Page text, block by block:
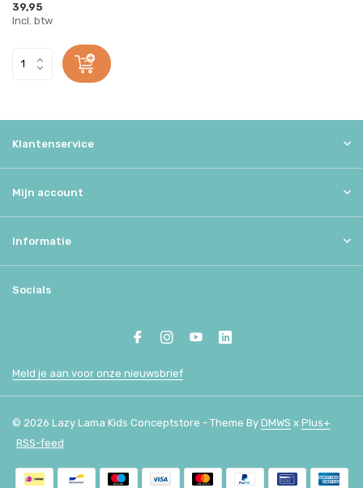
39,95
Incl. btw
Klantenservice
Mijn account
Informatie
Socials
Meld je aan voor onze nieuwsbrief
© 2026 Lazy Lama Kids Conceptstore - Theme By DMWS x Plus+
RSS-feed